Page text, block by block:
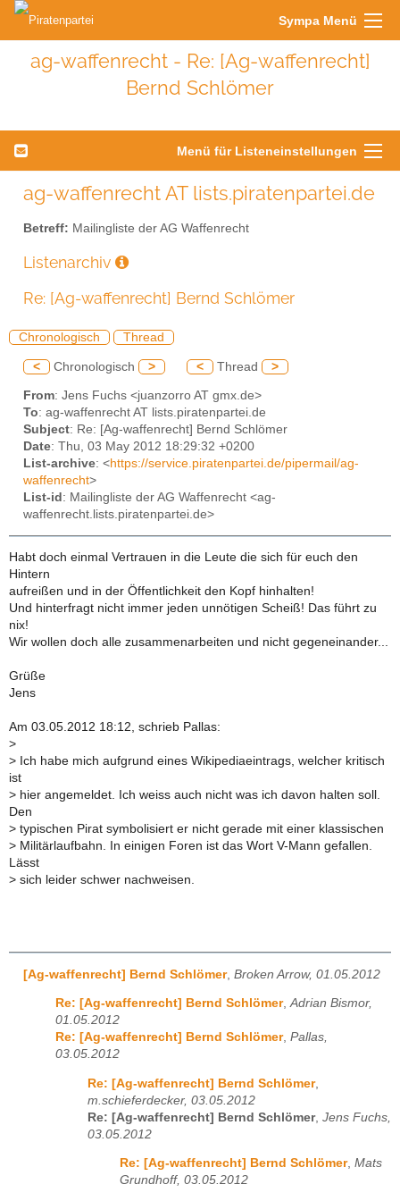
Sympa Menü
ag-waffenrecht - Re: [Ag-waffenrecht]
Bernd Schlömer
Menü für Listeneinstellungen
ag-waffenrecht AT lists.piratenpartei.de
Betreff: Mailingliste der AG Waffenrecht
Listenarchiv
Re: [Ag-waffenrecht] Bernd Schlömer
Chronologisch Thread
< Chronologisch > < Thread >
From: Jens Fuchs <juanzorro AT gmx.de>
To: ag-waffenrecht AT lists.piratenpartei.de
Subject: Re: [Ag-waffenrecht] Bernd Schlömer
Date: Thu, 03 May 2012 18:29:32 +0200
List-archive: <https://service.piratenpartei.de/pipermail/ag-
waffenrecht>
List-id : Mailingliste der AG Waffenrecht <ag-
waffenrecht.lists.piratenpartei.de>
Habt doch einmal Vertrauen in die Leute die sich für euch den
Hintern
aufreißen und in der Öffentlichkeit den Kopf hinhalten!
Und hinterfragt nicht immer jeden unnötigen Scheiß! Das führt zu
nix!
Wir wollen doch alle zusammenarbeiten und nicht gegeneinander...
Grüße
Jens
Am 03.05.2012 18:12, schrieb Pallas:
>
> Ich habe mich aufgrund eines Wikipediaeintrags, welcher kritisch
ist
> hier angemeldet. Ich weiss auch nicht was ich davon halten soll.
Den
> typischen Pirat symbolisiert er nicht gerade mit einer klassischen
> Militärlaufbahn. In einigen Foren ist das Wort V-Mann gefallen.
Lässt
> sich leider schwer nachweisen.
[Ag-waffenrecht] Bernd Schlömer, Broken Arrow, 01.05.2012
Re: [Ag-waffenrecht] Bernd Schlömer,Adrian Bismor,
01.05.2012
Re: [Ag-waffenrecht] Bernd Schlömer, Pallas,
03.05.2012
Re: [Ag-waffenrecht] Bernd Schlömer,
m.schieferdecker, 03.05.2012
Re: [Ag-waffenrecht] Bernd Schlömer, Jens Fuchs,
03.05.2012
Re: [Ag-waffenrecht] Bernd Schlömer, Mats
Grundhoff, 03.05.2012